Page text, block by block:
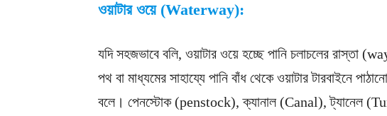
ওয়াটার ওয়ে (Waterway):
যদি সহজভাবে বলি, ওয়াটার ওয়ে হচ্ছে পানি চলাচলের রাস্তা
পথ বা মাধ্যমের সাহায্যে পানি বাঁধ থেকে ওয়াটার টারবাইনে
বলে। পেনস্টোক (penstock), ক্যানাল (Canal), ট্যানেল